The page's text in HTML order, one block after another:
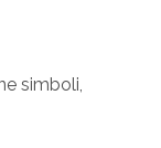
simboli,